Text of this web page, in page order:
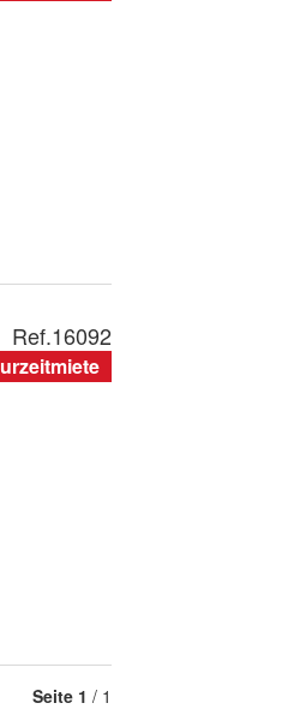
Ref.16092
Kurzeitmiete
Seite 1 / 1